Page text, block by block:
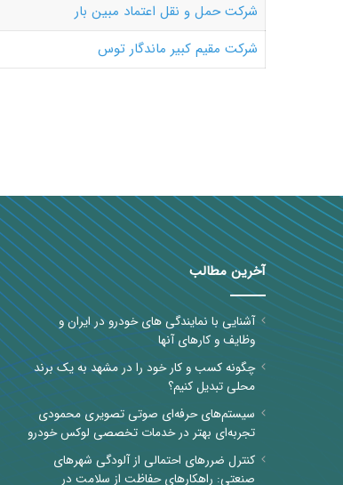
شرکت حمل و نقل اعتماد مبین بار
شرکت مقیم کبیر ماندگار توس
آخرین مطالب
آشنایی با نمایندگی های خودرو در ایران و
وظایف و کارهای آنها
چگونه کسب و کار خود را در مشهد به یک برند
محلی تبدیل کنیم؟
سیستم‌های حرفه‌ای صوتی تصویری محمودی
تجربه‌ای بهتر در خدمات تخصصی لوکس خودرو
کنترل ضررهای احتمالی از آلودگی شهرهای
صنعتی: راهکارهای حفاظت از سلامت در